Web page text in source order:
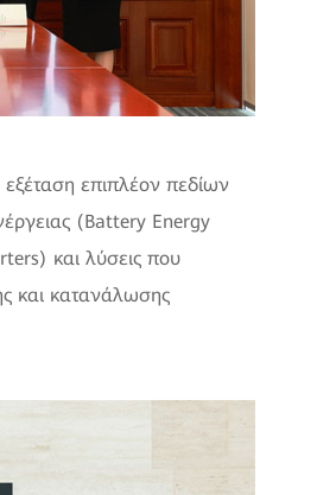
επιπλέον πεδίων
(Battery Energy
και λύσεις που
και κατανάλωσης